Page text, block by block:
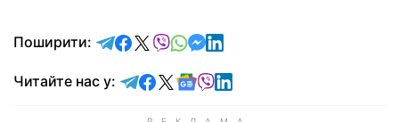
Поширити: відправити у Telegram
поділитись у Facebook
поділитись у X
відправити у Viber
відправити у Whatsapp
відправити у Messenger
відправити у LinkedIn
Читайте нас у: Читайте у Telegram
Читайте у Facebook
Читайте у X
Читайте у Google news
Читайте у Viber
Читайте у LinkedIn